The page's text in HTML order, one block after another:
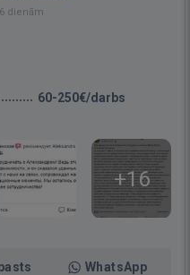
dienām
60-250€/darbs
+16
WhatsApp